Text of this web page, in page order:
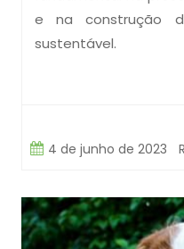
e na construção
sustentável.
4 de junho de 2023